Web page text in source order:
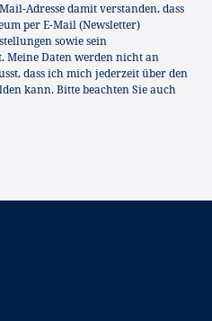
Adresse damit verstanden, dass
per E-Mail (Newsletter)
sowie sein
Meine Daten werden nicht an
dass ich mich jederzeit über den
kann. Bitte beachten Sie auch